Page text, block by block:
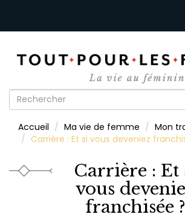
Formulaire
recherche
Accueil Ma vie de femme
Mon
Carrière : Et si vous deveniez
Carrière : Et
vous
franchisée ?